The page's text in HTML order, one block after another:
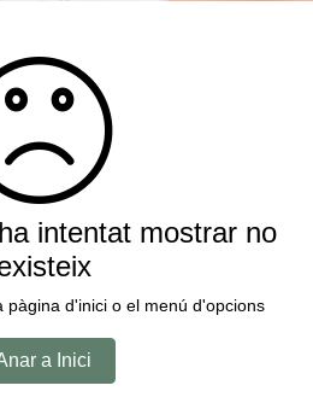
intentat mostrar no
pàgina d'inici o el menú d'opcions
a Inici